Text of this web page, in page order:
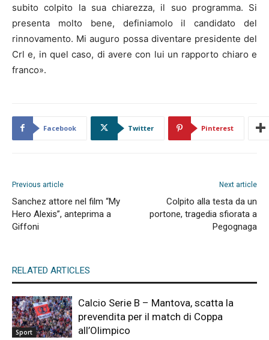
subito colpito la sua chiarezza, il suo programma. Si
presenta molto bene, definiamolo il candidato del
rinnovamento. Mi auguro possa diventare presidente del
Crl e, in quel caso, di avere con lui un rapporto chiaro e
franco».
Facebook Twitter Pinterest
Previous article
Sanchez attore nel film “My
Hero Alexis”, anteprima a
Giffoni
Next article
Colpito alla testa da un
portone, tragedia sfiorata a
Pegognaga
RELATED ARTICLES
Sport
Calcio Serie B – Mantova, scatta la
prevendita per il match di Coppa
all’Olimpico